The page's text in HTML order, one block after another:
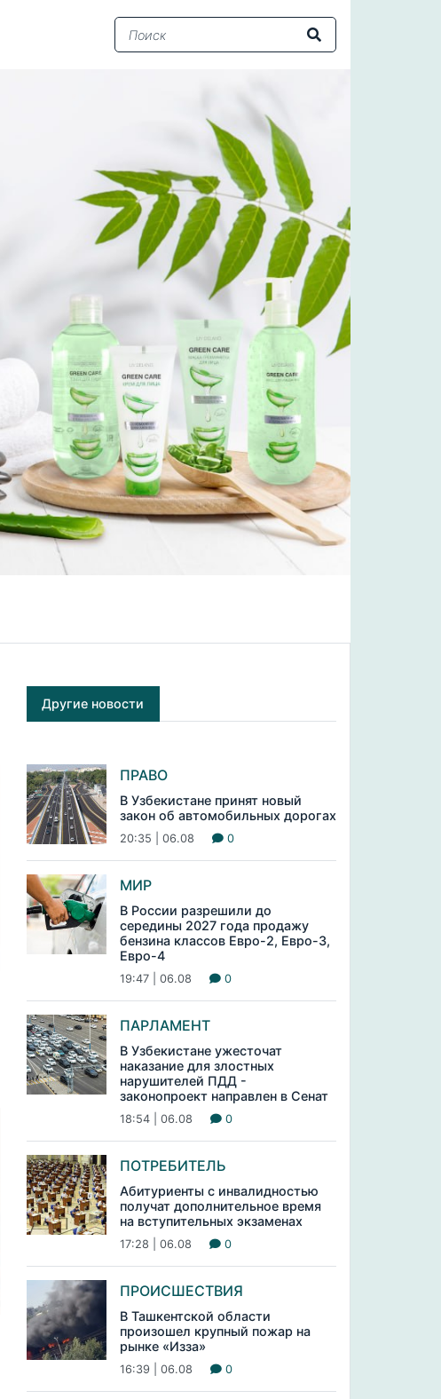
Другие новости
ПРАВО
В Узбекистане принят новый
закон об автомобильных дорогах
20:35 | 06.08 0
МИР
В России разрешили до
середины 2027 года продажу
бензина классов Евро-2, Евро-3,
Евро-4
19:47 | 06.08 0
ПАРЛАМЕНТ
В Узбекистане ужесточат
наказание для злостных
нарушителей ПДД -
законопроект направлен в Сенат
18:54 | 06.08 0
ПОТРЕБИТЕЛЬ
Абитуриенты с инвалидностью
получат дополнительное время
на вступительных экзаменах
17:28 | 06.08 0
ПРОИСШЕСТВИЯ
В Ташкентской области
произошел крупный пожар на
рынке «Изза»
16:39 | 06.08 0